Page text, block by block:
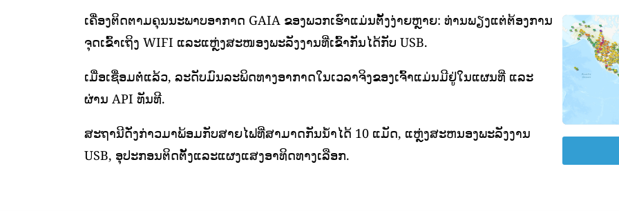
ເຄື່ອງຕິດຕາມຄຸນນະພາບອາກາດ GAIA ຂອງພວກເຮົາແມ່ນຕັ້ງງ່າຍຫຼາຍ: ທ່ານພຽງແຕ່ຕ້ອງການ
ຈຸດເຂົ້າເຖິງ WIFI ແລະແຫຼ່ງສະໜອງພະລັງງານທີ່ເຂົ້າກັນໄດ້ກັບ USB.
ເມື່ອເຊື່ອມຕໍ່ແລ້ວ, ລະດັບມົນລະພິດທາງອາກາດໃນເວລາຈິງຂອງເຈົ້າແມ່ນມີຢູ່ໃນແຜນທີ່ ແລະ
ຜ່ານ API ທັນທີ.
ສະຖານີດັ່ງກ່າວມາພ້ອມກັບສາຍໄຟທີ່ສາມາດກັນນ້ໍາໄດ້ 10 ແມັດ, ແຫຼ່ງສະຫນອງພະລັງງານ
USB, ອຸປະກອນຕິດຕັ້ງແລະແຜງແສງອາທິດທາງເລືອກ.